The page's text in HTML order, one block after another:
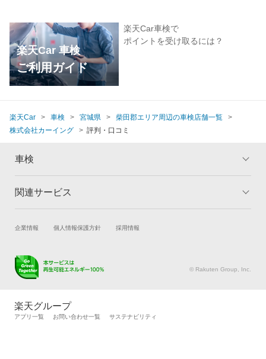
楽天Car 車検
ご利用ガイド
楽天Car車検で
ポイントを受け取るには？
楽天Car 車検 宮城県
柴田郡エリア周辺の車検店舗一覧
株式会社カーイング
評判・口コミ
車検
トップ
車検の基礎知識 キャンペーン一覧
関連サービス
試乗・商談 新車購入
キズ修理予約
メンテナンス管理
タイヤ交換サービス
自動車カタログ 自動車保険
企業情報 個人情報保護方針 採用情報
© Rakuten Group, Inc.
楽天グループ
アプリ一覧 お問い合わせ一覧 サステナビリティ